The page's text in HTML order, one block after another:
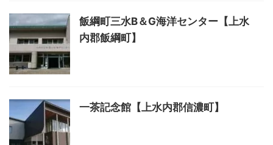
飯綱町三水B＆G海洋センター【上水
内郡飯綱町】
一茶記念館【上水内郡信濃町】